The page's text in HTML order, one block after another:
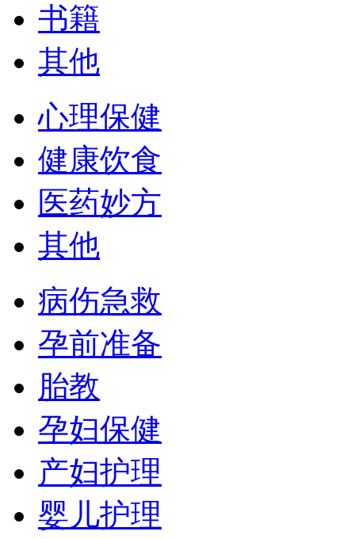
书籍
其他
心理保健
健康饮食
医药妙方
其他
病伤急救
孕前准备
胎教
孕妇保健
产妇护理
婴儿护理